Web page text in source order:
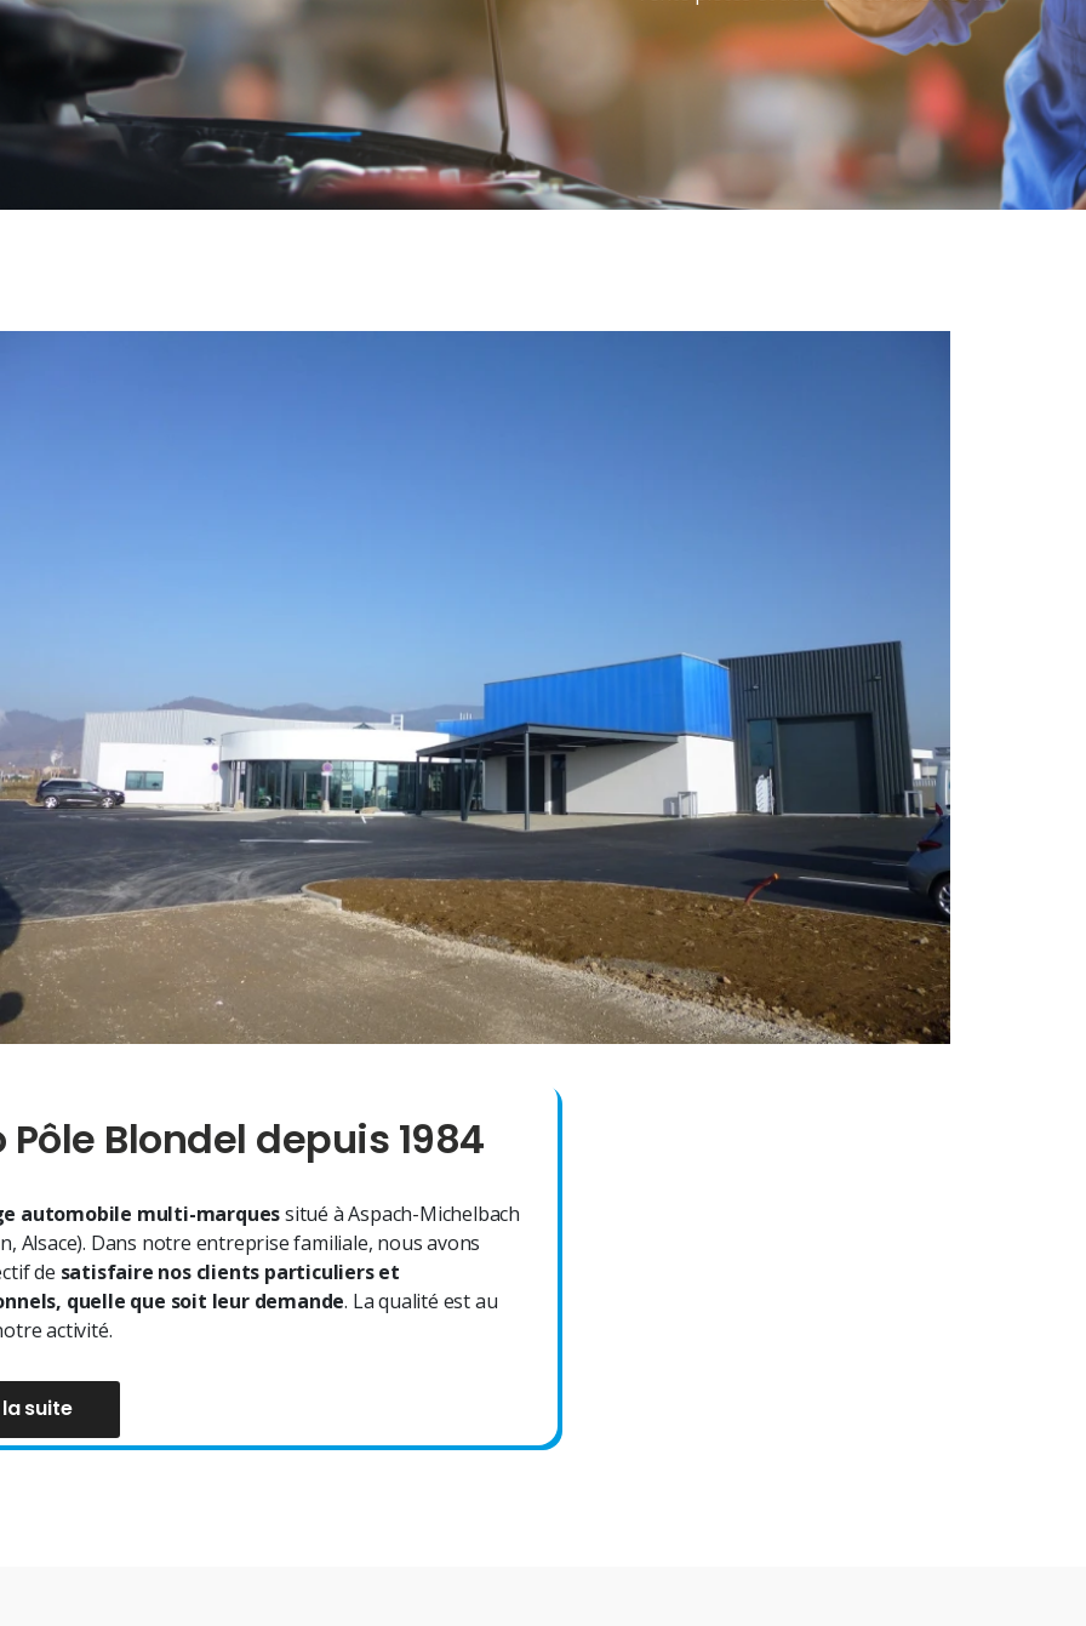
Pôle Blondel depuis 1984
automobile multi-marquessitué à Aspach-Michelbach
Alsace). Dans notre entreprise familiale, nous avons
de satisfaire nos clients particuliers et
quelle que soit leur demande. La qualité est au
activité.
suite